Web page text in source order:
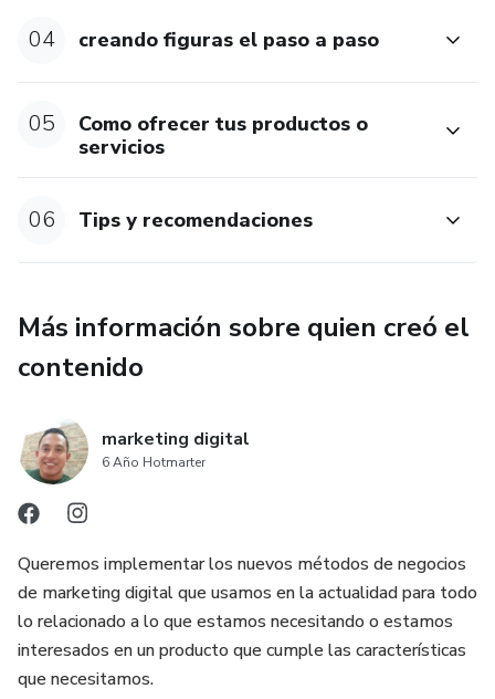
04 creando figuras el paso a paso
05
Como ofrecer tus productos o
servicios
06 Tips y recomendaciones
Más información sobre quien creó el
contenido
marketing digital
6 Año Hotmarter
Queremos implementar los nuevos métodos de negocios
de marketing digital que usamos en la actualidad para todo
lo relacionado a lo que estamos necesitando o estamos
interesados en un producto que cumple las características
que necesitamos.